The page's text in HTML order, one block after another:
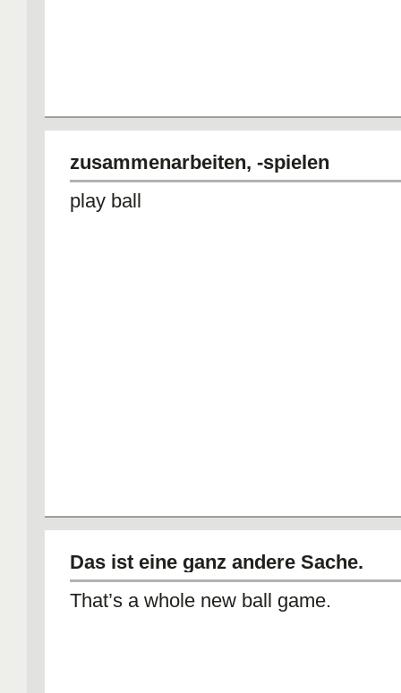
zusammenarbeiten, -spielen
play ball
Das ist eine ganz andere Sache.
That’s a whole new ball game.